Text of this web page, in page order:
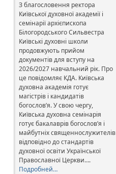
З благословення ректора
Київської духовної академії і
семінарії архієпископа
Білогородського Сильвестра
Київські духовні школи
продовжують прийом
документів для вступу на
2026/2027 навчальний рік. Про
це повідомляє КДА. Київська
духовна академія готує
магістрів і кандидатів
богослов’я. У свою чергу,
Київська духовна семінарія
готує бакалаврів богослов’я і
майбутніх священнослужителів
відповідно до стандартів
духовної освіти Української
Православної Церкви….
Подробней…